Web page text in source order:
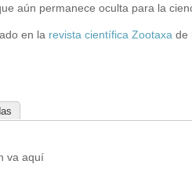
aún permanece oculta para la
en la revista científica Zootaxa de
va aquí